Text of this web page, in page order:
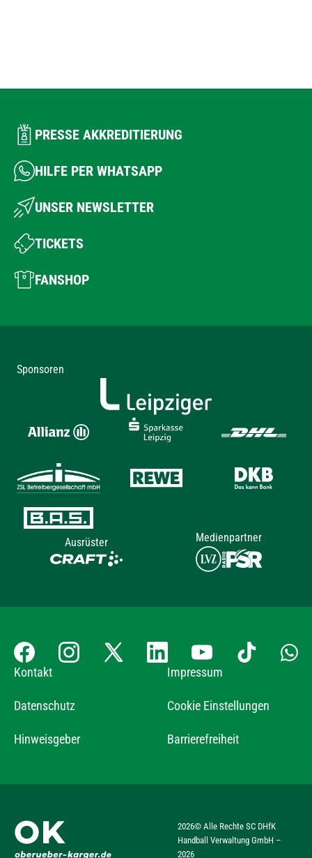
PRESSE AKKREDITIERUNG
HILFE PER WHATSAPP
UNSER NEWSLETTER
TICKETS
FANSHOP
Sponsoren
Ausrüster Medienpartner
Kontakt Impressum
Datenschutz Cookie Einstellungen
Hinweisgeber Barrierefreiheit
2026© Alle Rechte SC DHfK
Handball Verwaltung GmbH –
2026